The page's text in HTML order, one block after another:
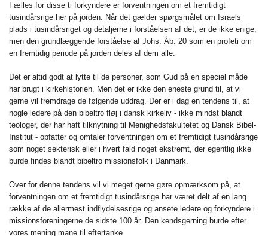
Fælles for disse ti forkyndere er forventningen om et fremtidigt
tusindårsrige her på jorden. Når det gælder spørgsmålet om Israels
plads i tusindårsriget og detaljerne i forståelsen af det, er de ikke enige,
men den grundlæggende forståelse af Johs. Åb. 20 som en profeti om
en fremtidig periode på jorden deles af dem alle.
Det er altid godt at lytte til de personer, som Gud på en speciel måde
har brugt i kirkehistorien. Men det er ikke den eneste grund til, at vi
gerne vil fremdrage de følgende uddrag. Der er i dag en tendens til, at
nogle ledere på den bibeltro fløj i dansk kirkeliv - ikke mindst blandt
teologer, der har haft tilknytning til Menighedsfakultetet og Dansk Bibel-
Institut - opfatter og omtaler forventningen om et fremtidigt tusindårsrige
som noget sekterisk eller i hvert fald noget ekstremt, der egentlig ikke
burde findes blandt bibeltro missionsfolk i Danmark.
Over for denne tendens vil vi meget gerne gøre opmærksom på, at
forventningen om et fremtidigt tusindårsrige har været delt af en lang
række af de allermest indflydelsesrige og ansete ledere og forkyndere i
missionsforeningerne de sidste 100 år. Den kendsgerning burde efter
vores mening mane til eftertanke.